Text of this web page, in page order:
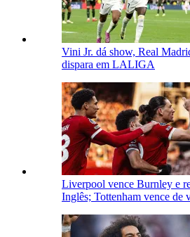
Vini Jr. dá show, Real
dispara em LALIGA
Liverpool vence Burnley e
Inglês; Tottenham vence de